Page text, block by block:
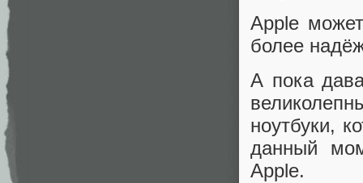
Apple
более
А пока
ноутбуки,
данный
Apple.